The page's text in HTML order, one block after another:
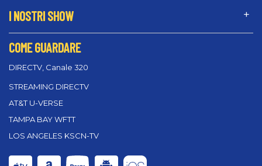
I NOSTRI SHOW
COME GUARDARE
DIRECTV, Canale 320
STREAMING DIRECTV
AT&T U-VERSE
TAMPA BAY WFTT
LOS ANGELES KSCN-TV